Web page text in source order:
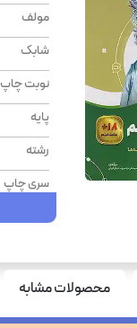
مولف
شابک
نوبت چاپ
پایه
رشته
سری چاپ
محصولات مشابه